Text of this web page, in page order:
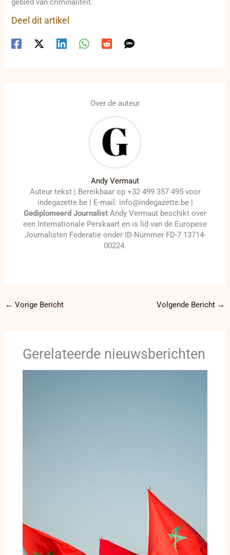
gebied van criminaliteit.
Deel dit artikel
Over de auteur
Andy Vermaut
Auteur tekst | Bereikbaar op +32 499 357 495 voor
indegazette.be | E-mail: info@indegazette.be |
Gediplomeerd Journalist Andy Vermaut beschikt over
een Internationale Perskaart en is lid van de Europese
Journalisten Federatie onder ID-Nummer FD-7 13714-
00224.
← Vorige Bericht Volgende Bericht →
Gerelateerde nieuwsberichten